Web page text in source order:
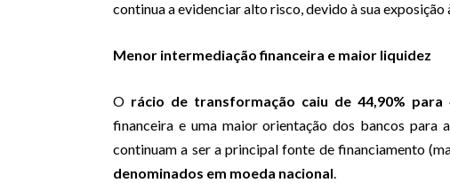
continua a evidenciar alto risco, devido à sua exposição
Menor intermediação financeira e maior liquidez
O rácio de transformação caiu de 44,90% para
financeira e uma maior orientação dos bancos para
continuam a ser a principal fonte de financiamento
denominados em moeda nacional.